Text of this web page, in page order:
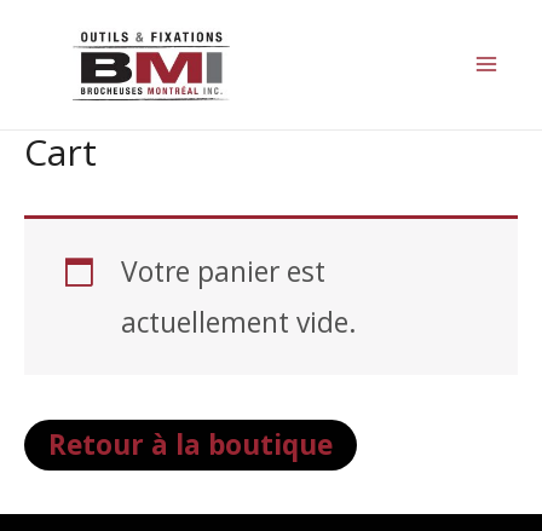
Cart
Votre panier est
actuellement vide.
Retour à la boutique